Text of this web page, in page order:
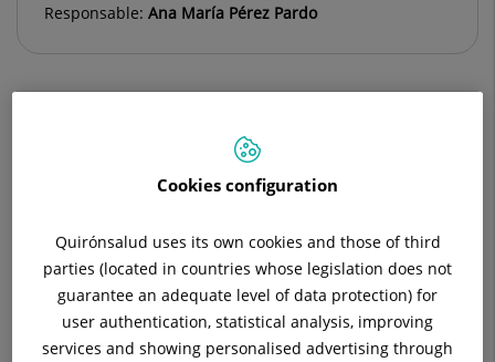
Responsable: Ana María Pérez Pardo
Quiénes somos
Cookies configuration
Quirónsalud uses its own cookies and those of third
parties (located in countries whose legislation does not
guarantee an adequate level of data protection) for
user authentication, statistical analysis, improving
services and showing personalised advertising through